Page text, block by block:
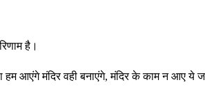
है।
हम आएंगे मंदिर वही बनाएंगे, मंदिर के काम न आए